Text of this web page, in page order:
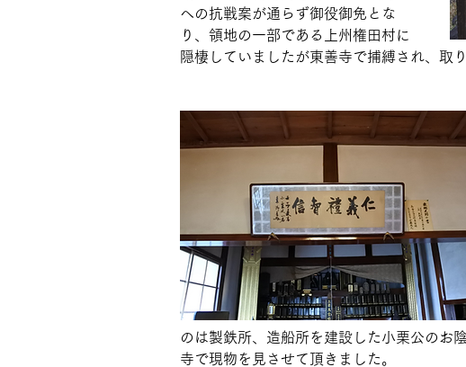
への抗戦案が通らず御役御免とな
り、領地の一部である上州権田村に
隠棲していましたが東善寺で捕縛され、取
のは製鉄所、造船所を建設した小栗公のお
寺で現物を見させて頂きました。